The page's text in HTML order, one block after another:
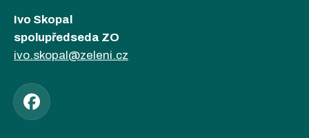
Ivo Skopal
spolupředseda ZO
ivo.skopal@zeleni.cz